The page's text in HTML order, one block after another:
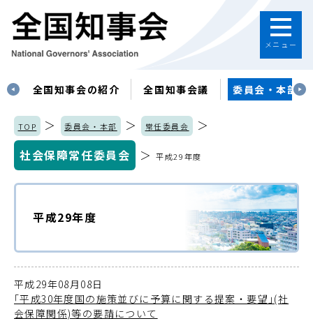
メニュー
全国知事会の紹介 全国知事会議 委員会・本部
TOP ＞ 委員会・本部 ＞ 常任委員会
＞
社会保障常任委員会
＞平成29年度
平成29年度
平成29年08月08日
｢平成30年度国の施策並びに予算に関する提案・要望｣(社
会保障関係)等の要請について